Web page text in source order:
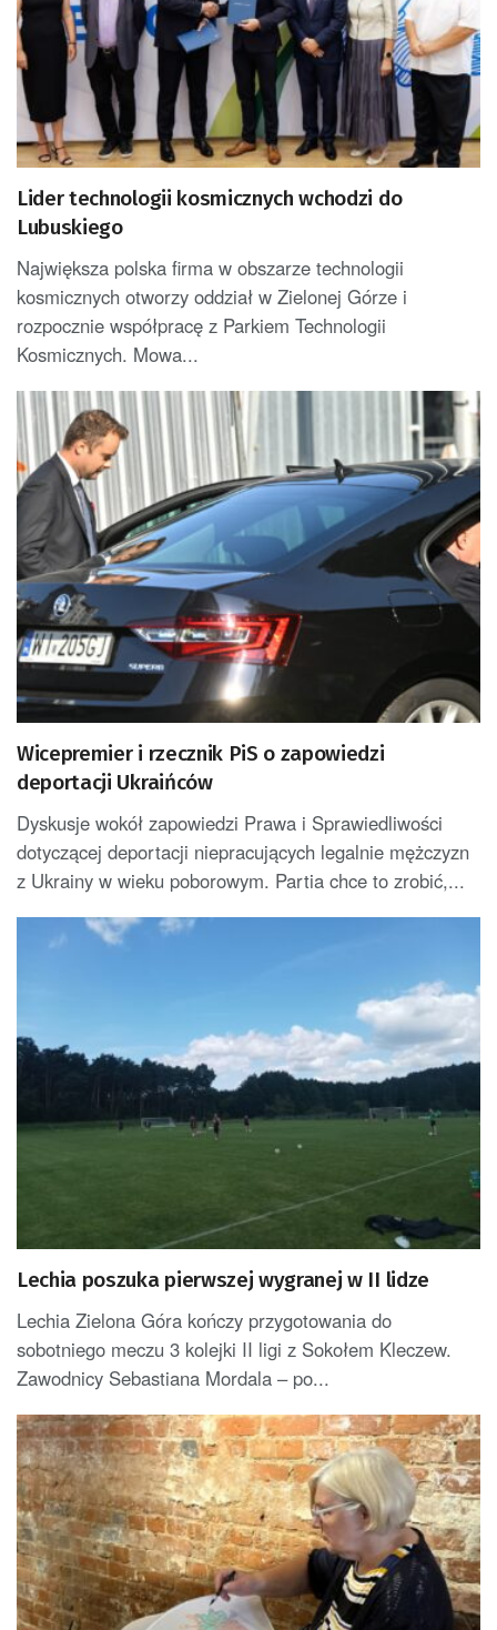
Lider technologii kosmicznych wchodzi do
Lubuskiego
Największa polska firma w obszarze technologii
kosmicznych otworzy oddział w Zielonej Górze i
rozpocznie współpracę z Parkiem Technologii
Kosmicznych. Mowa...
Wicepremier i rzecznik PiS o zapowiedzi
deportacji Ukraińców
Dyskusje wokół zapowiedzi Prawa i Sprawiedliwości
dotyczącej deportacji niepracujących legalnie mężczyzn
z Ukrainy w wieku poborowym. Partia chce to zrobić,...
Lechia poszuka pierwszej wygranej w II lidze
Lechia Zielona Góra kończy przygotowania do
sobotniego meczu 3 kolejki II ligi z Sokołem Kleczew.
Zawodnicy Sebastiana Mordala – po...